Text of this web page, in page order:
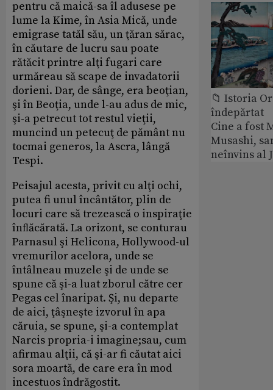
pentru că maică-sa îl adusese pe
lume la Kime, în Asia Mică, unde
emigrase tatăl său, un ţăran sărac,
în căutare de lucru sau poate
rătăcit printre alţi fugari care
urmăreau să scape de invadatorii
dorieni. Dar, de sânge, era beoţian,
şi în Beoţia, unde l-au adus de mic,
şi-a petrecut tot restul vieţii,
muncind un petecuţ de pământ nu
tocmai generos, la Ascra, lângă
Tespi.
Peisajul acesta, privit cu alţi ochi,
putea fi unul încântător, plin de
locuri care să trezească o inspiraţie
înﬂăcărată. La orizont, se conturau
Parnasul şi Helicona, Hollywood-ul
vremurilor acelora, unde se
întâlneau muzele şi de unde se
spune că şi-a luat zborul către cer
Pegas cel înaripat. Şi, nu departe
de aici, ţâşneşte izvorul în apa
căruia, se spune, şi-a contemplat
Narcis propria-i imagine;sau, cum
afirmau alţii, că şi-ar fi căutat aici
sora moartă, de care era în mod
incestuos îndrăgostit.
📁 Istoria
îndepărtat
Cine a fost
Musashi,
neînvins al